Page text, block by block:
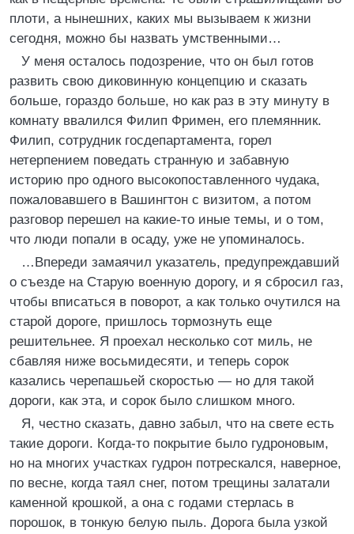
плоти, а нынешних, каких мы вызываем к жизни
сегодня, можно бы назвать умственными…
У меня осталось подозрение, что он был готов
развить свою диковинную концепцию и сказать
больше, гораздо больше, но как раз в эту минуту в
комнату ввалился Филип Фримен, его племянник.
Филип, сотрудник госдепартамента, горел
нетерпением поведать странную и забавную
историю про одного высокопоставленного чудака,
пожаловавшего в Вашингтон с визитом, а потом
разговор перешел на какие-то иные темы, и о том,
что люди попали в осаду, уже не упоминалось.
…Впереди замаячил указатель, предупреждавший
о съезде на Старую военную дорогу, и я сбросил газ,
чтобы вписаться в поворот, а как только очутился на
старой дороге, пришлось тормознуть еще
решительнее. Я проехал несколько сот миль, не
сбавляя ниже восьмидесяти, и теперь сорок
казались черепашьей скоростью — но для такой
дороги, как эта, и сорок было слишком много.
Я, честно сказать, давно забыл, что на свете есть
такие дороги. Когда-то покрытие было гудроновым,
но на многих участках гудрон потрескался, наверное,
по весне, когда таял снег, потом трещины залатали
каменной крошкой, а она с годами стерлась в
порошок, в тонкую белую пыль. Дорога была узкой